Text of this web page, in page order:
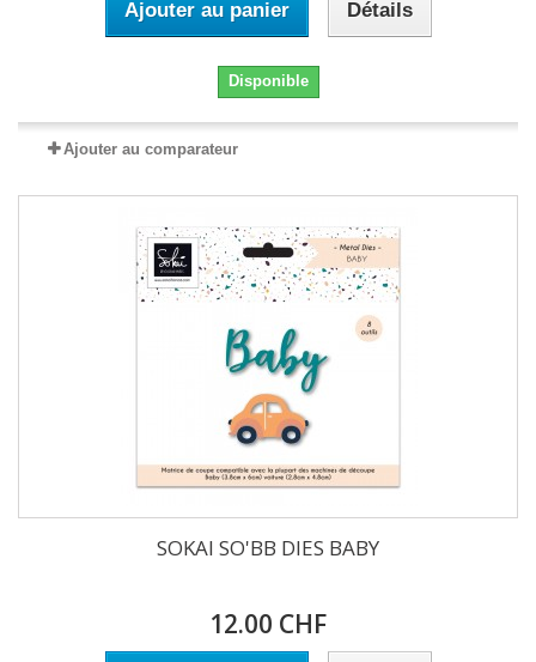
Ajouter au panier Détails
Disponible
Ajouter au comparateur
SOKAI SO'BB DIES BABY
12.00 CHF